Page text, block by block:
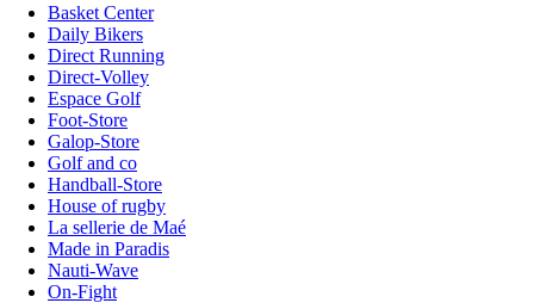
Basket Center
Daily Bikers
Direct Running
Direct-Volley
Espace Golf
Foot-Store
Galop-Store
Golf and co
Handball-Store
House of rugby
La sellerie de Maé
Made in Paradis
Nauti-Wave
On-Fight